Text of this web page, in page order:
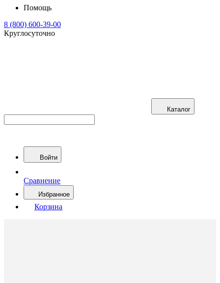
Помощь
8 (800) 600-39-00
Круглосуточно
Каталог
Войти
Сравнение
Избранное
Корзина